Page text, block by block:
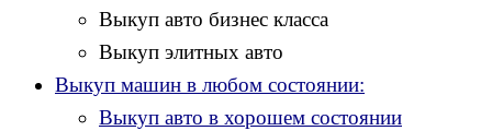
Выкуп авто бизнес класса
Выкуп элитных авто
Выкуп машин в любом состоянии:
Выкуп авто в хорошем состоянии